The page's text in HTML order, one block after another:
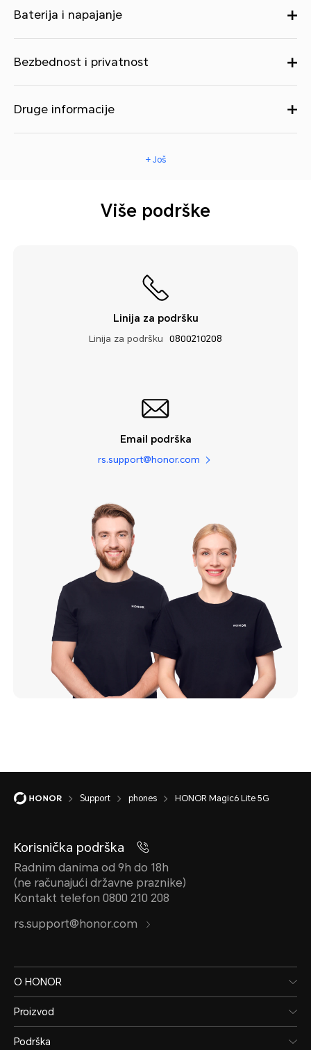
Baterija i napajanje
Bezbednost i privatnost
Druge informacije
+ Još
Više podrške
Linija za podršku
Linija za podršku 0800210208
Email podrška
rs.support@honor.com
Support phones HONOR Magic6 Lite 5G
Korisnička podrška
Radnim danima od 9h do 18h
(ne računajući državne praznike)
Kontakt telefon 0800 210 208
rs.support@honor.com
O HONOR
Proizvod
Podrška